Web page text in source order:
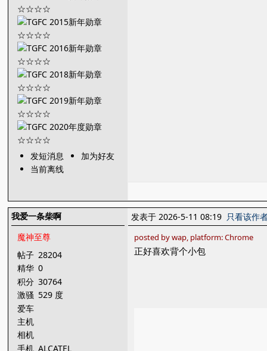
发短消息
加为好友
当前离线
我爱一条柴啊
魔神至尊
帖子 28204
精华 0
积分 30764
激骚 529 度
爱车
主机
相机
手机 ALCATEL
发表于 2026-5-11 08:19 只看该作
posted by wap, platform: Chrome
正好喜欢背个小包